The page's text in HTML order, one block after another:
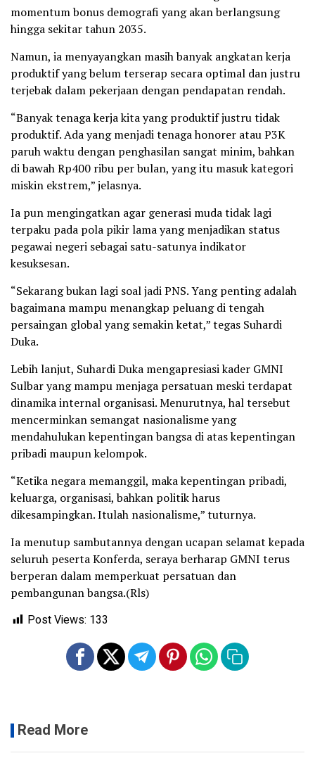
momentum bonus demografi yang akan berlangsung
hingga sekitar tahun 2035.
Namun, ia menyayangkan masih banyak angkatan kerja
produktif yang belum terserap secara optimal dan justru
terjebak dalam pekerjaan dengan pendapatan rendah.
“Banyak tenaga kerja kita yang produktif justru tidak
produktif. Ada yang menjadi tenaga honorer atau P3K
paruh waktu dengan penghasilan sangat minim, bahkan
di bawah Rp400 ribu per bulan, yang itu masuk kategori
miskin ekstrem,” jelasnya.
Ia pun mengingatkan agar generasi muda tidak lagi
terpaku pada pola pikir lama yang menjadikan status
pegawai negeri sebagai satu-satunya indikator
kesuksesan.
“Sekarang bukan lagi soal jadi PNS. Yang penting adalah
bagaimana mampu menangkap peluang di tengah
persaingan global yang semakin ketat,” tegas Suhardi
Duka.
Lebih lanjut, Suhardi Duka mengapresiasi kader GMNI
Sulbar yang mampu menjaga persatuan meski terdapat
dinamika internal organisasi. Menurutnya, hal tersebut
mencerminkan semangat nasionalisme yang
mendahulukan kepentingan bangsa di atas kepentingan
pribadi maupun kelompok.
“Ketika negara memanggil, maka kepentingan pribadi,
keluarga, organisasi, bahkan politik harus
dikesampingkan. Itulah nasionalisme,” tuturnya.
Ia menutup sambutannya dengan ucapan selamat kepada
seluruh peserta Konferda, seraya berharap GMNI terus
berperan dalam memperkuat persatuan dan
pembangunan bangsa.(Rls)
Post Views: 133
Read More